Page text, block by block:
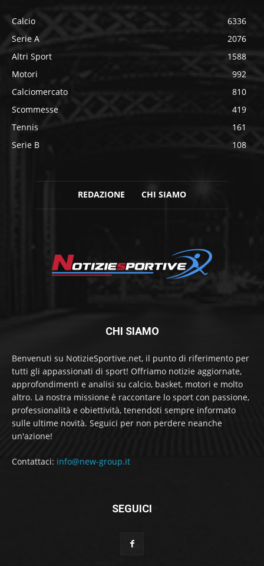
Calcio
6336
Serie A
2076
Altri Sport
1588
Motori
992
Calciomercato
810
Scommesse
419
Tennis
161
Serie B
108
REDAZIONE CHI SIAMO
CHI SIAMO
Benvenuti su NotizieSportive.net, il punto di riferimento per
tutti gli appassionati di sport! Offriamo notizie aggiornate,
approfondimenti e analisi su calcio, basket, motori e molto
altro. La nostra missione è raccontare lo sport con passione,
professionalità e obiettività, tenendoti sempre informato
sulle ultime novità. Seguici per non perdere neanche
un'azione!
Contattaci: info@new-group.it
SEGUICI